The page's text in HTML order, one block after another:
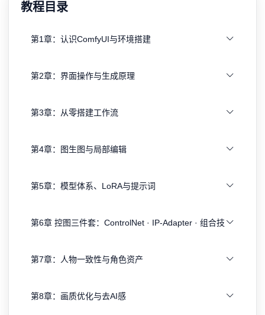
教程目录
第1章：认识ComfyUI与环境搭建
第2章：界面操作与生成原理
第3章：从零搭建工作流
第4章：图生图与局部编辑
第5章：模型体系、LoRA与提示词
第6章 控图三件套：ControlNet · IP-Adapter · 组合技
第7章：人物一致性与角色资产
第8章：画质优化与去AI感